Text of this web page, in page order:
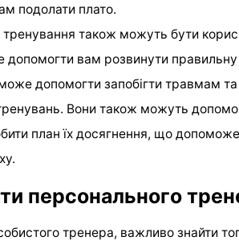
подолати плато.
тренування також можуть бути
вам розвинути правильну
допомогти запобігти травмам
Вони також можуть
план їх досягнення, що
персонального
тренера, важливо знайти